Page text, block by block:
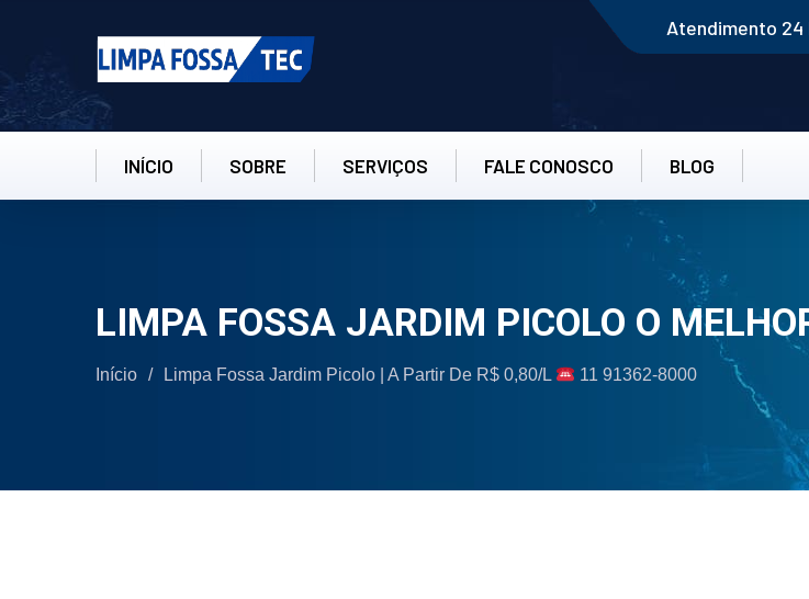
Atendimento 24
INÍCIO SOBRE SERVIÇOS FALE CONOSCO BLOG
LIMPA FOSSA JARDIM PICOLO O
Início / Limpa Fossa Jardim Picolo | A Partir De R$ 0,80/L 11 91362-8000